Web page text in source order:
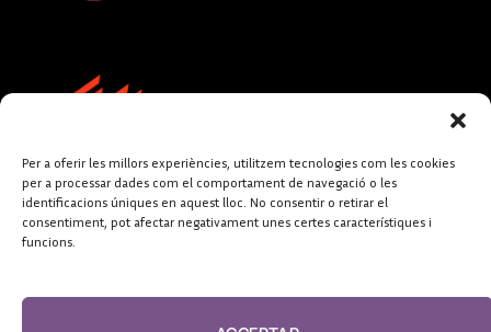
Per a oferir les millors experiències, utilitzem tecnologies com les cookies
per a processar dades com el comportament de navegació o les
identificacions úniques en aquest lloc. No consentir o retirar el
consentiment, pot afectar negativament unes certes característiques i
funcions.
FUNDACIÓ